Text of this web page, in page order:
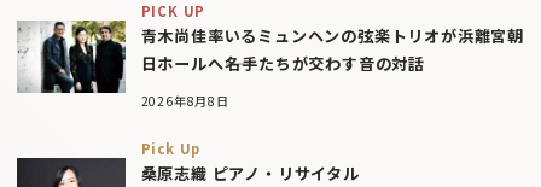
PICK UP
青木尚佳率いるミュンヘンの弦楽トリオが浜離宮朝
日ホールへ――名手たちが交わす音の対話
2026年8月8日
Pick Up
桑原志織 ピアノ・リサイタル